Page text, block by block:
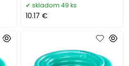
skladom 49 ks
10.17 €